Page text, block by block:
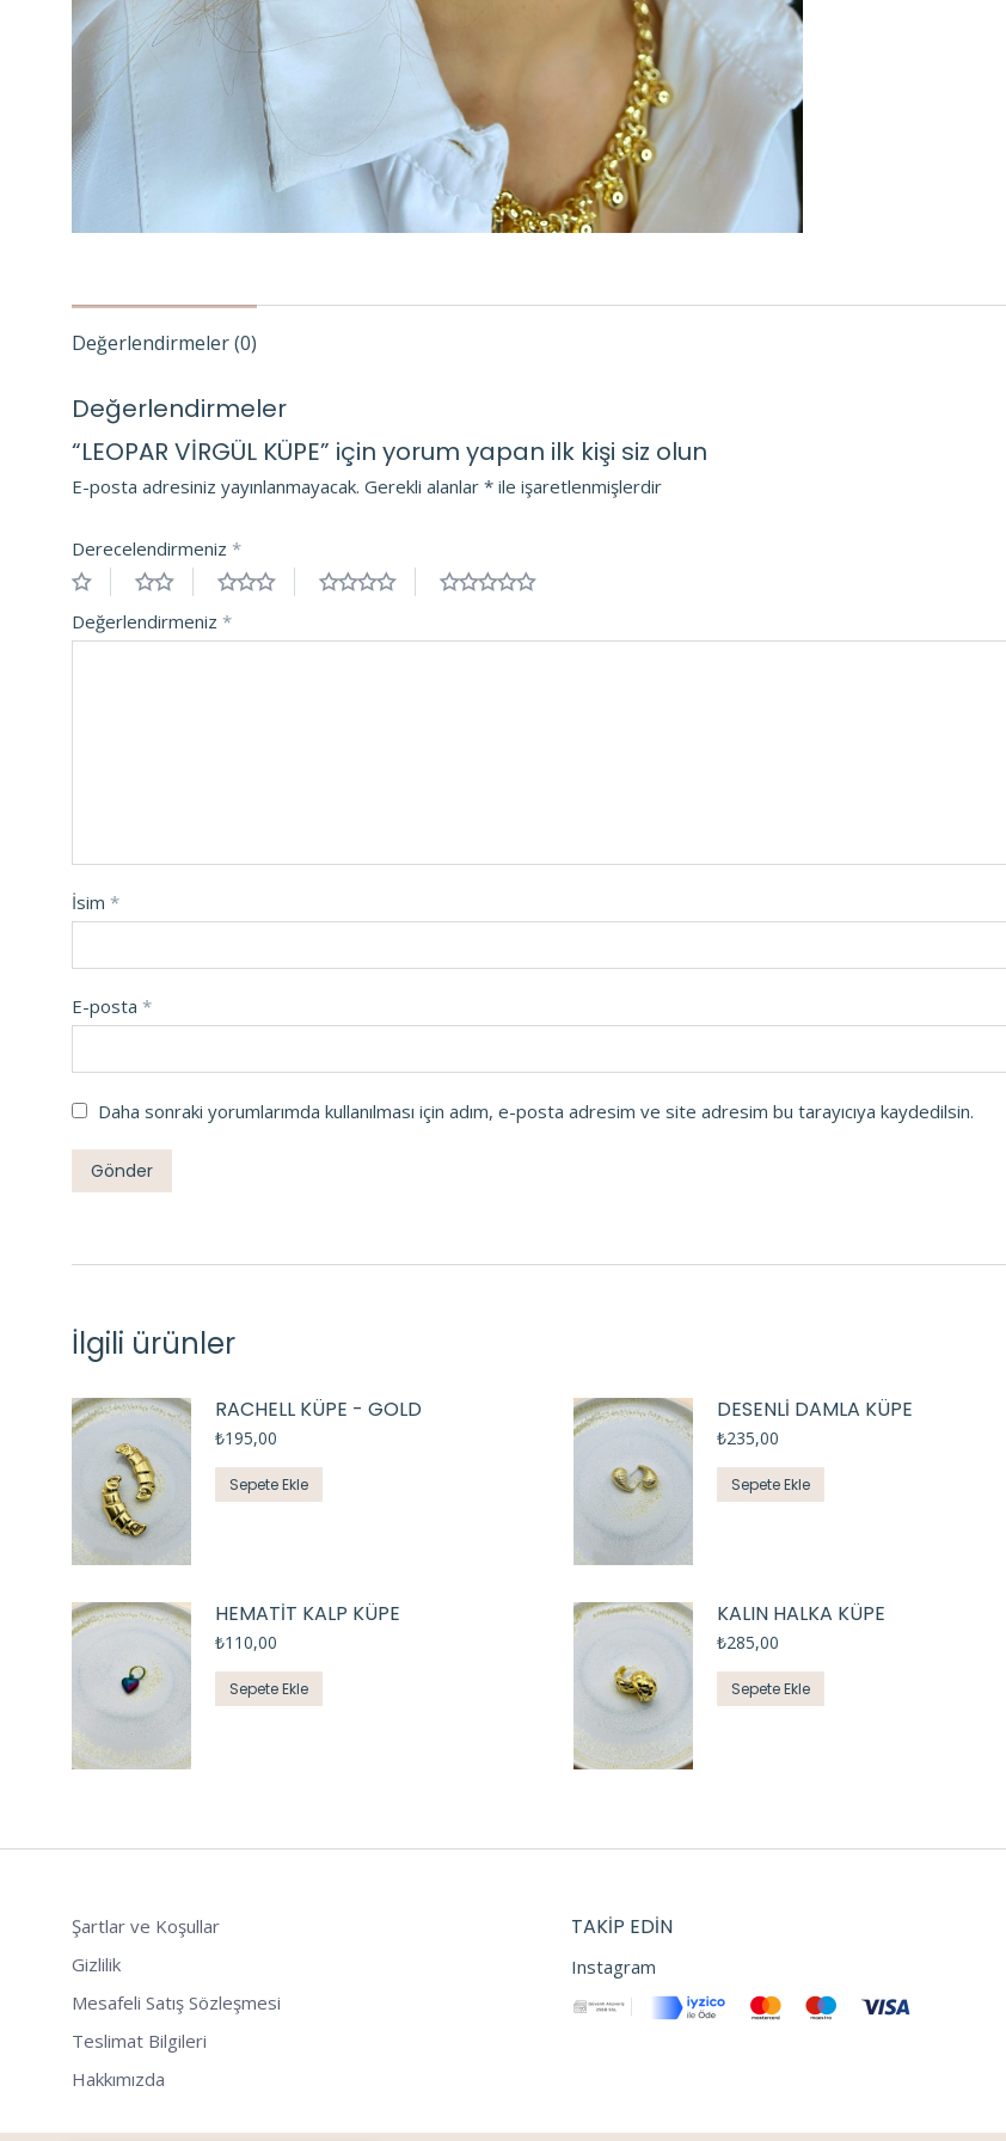
Değerlendirmeler (0)
Değerlendirmeler
“LEOPAR VİRGÜL KÜPE” için yorum yapan ilk kişi siz olun
E-posta adresiniz yayınlanmayacak. Gerekli alanlar * ile işaretlenmişlerdir
Derecelendirmeniz *
Değerlendirmeniz *
İsim *
E-posta *
Daha sonraki yorumlarımda kullanılması için adım, e-posta adresim ve site adresim bu tarayıcıya kaydedilsin.
İlgili ürünler
RACHELL KÜPE - GOLD
₺195,00
Sepete Ekle
DESENLİ DAMLA KÜPE
₺235,00
Sepete Ekle
HEMATİT KALP KÜPE
₺110,00
Sepete Ekle
KALIN HALKA KÜPE
₺285,00
Sepete Ekle
Şartlar ve Koşullar
Gizlilik
Mesafeli Satış Sözleşmesi
Teslimat Bilgileri
Hakkımızda
TAKIP EDIN
Instagram